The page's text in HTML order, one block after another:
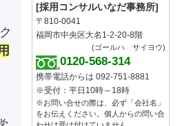
[採用コンサルいなだ事務所]
〒810-0041
福岡市中央区大名1-2-20-8階
(ゴールハ サイヨウ)
0120-568-314
携帯電話からは 092-751-8881
※受付：平日10時～18時
※お問い合せの際は、必ず「会社名」
をお伝えください。個人からの問い合
わせは受け付けていません